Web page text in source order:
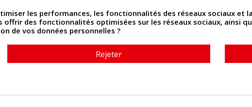
Accessoires
Politique de confidentialité
Politique des cookies
Contactez-nous
les performances, les fonctionnalités des réseaux sociaux et
des fonctionnalités optimisées sur les réseaux sociaux, ainsi
de vos données personnelles ?
Rejeter